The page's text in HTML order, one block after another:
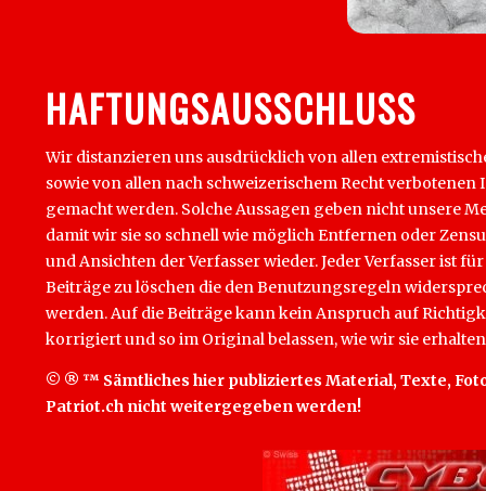
HAFTUNGSAUSSCHLUSS
Wir distanzieren uns ausdrücklich von allen
sowie von allen nach schweizerischem Recht
gemacht werden. Solche Aussagen geben nicht unsere
damit wir sie so schnell wie möglich Entfernen oder
und Ansichten der Verfasser wieder. Jeder Verfasser ist
Beiträge zu löschen die den Benutzungsregeln
werden. Auf die Beiträge kann kein Anspruch auf
korrigiert und so im Original belassen, wie wir sie
© ® ™ Sämtliches hier publiziertes Material, Texte,
Patriot.ch nicht weitergegeben werden!